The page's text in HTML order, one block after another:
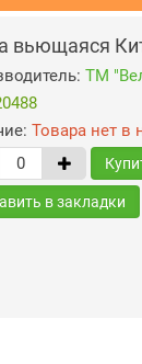
вьющаяся
ТМ
Товара нет в
в закладки